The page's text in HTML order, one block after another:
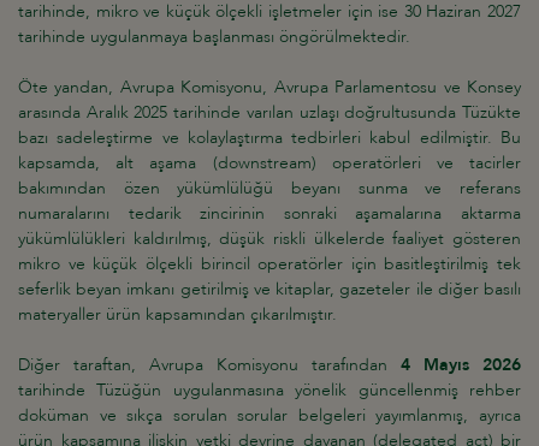
tarihinde, mikro ve küçük ölçekli işletmeler için ise 30 Haziran 2027
tarihinde uygulanmaya başlanması öngörülmektedir.
Öte yandan, Avrupa Komisyonu, Avrupa Parlamentosu ve Konsey
arasında Aralık 2025 tarihinde varılan uzlaşı doğrultusunda Tüzükte
bazı sadeleştirme ve kolaylaştırma tedbirleri kabul edilmiştir. Bu
kapsamda, alt aşama (downstream) operatörleri ve tacirler
bakımından özen yükümlülüğü beyanı sunma ve referans
numaralarını tedarik zincirinin sonraki aşamalarına aktarma
yükümlülükleri kaldırılmış, düşük riskli ülkelerde faaliyet gösteren
mikro ve küçük ölçekli birincil operatörler için basitleştirilmiş tek
seferlik beyan imkanı getirilmiş ve kitaplar, gazeteler ile diğer basılı
materyaller ürün kapsamından çıkarılmıştır.
Diğer taraftan, Avrupa Komisyonu tarafından 4 Mayıs 2026
tarihinde Tüzüğün uygulanmasına yönelik güncellenmiş rehber
doküman ve sıkça sorulan sorular belgeleri yayımlanmış, ayrıca
ürün kapsamına ilişkin yetki devrine dayanan (delegated act) bir